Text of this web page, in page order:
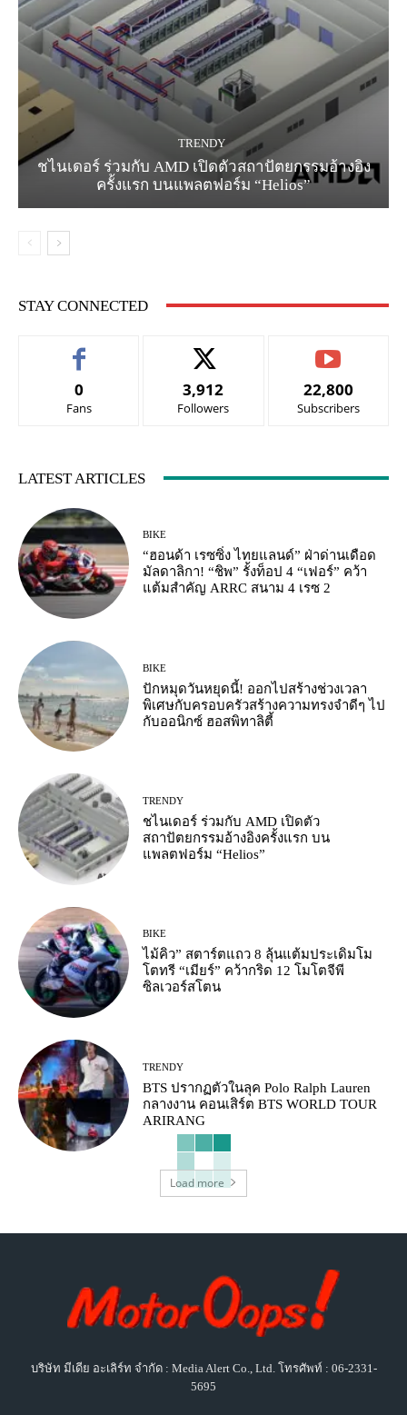
TRENDY
ชไนเดอร์ ร่วมกับ AMD เปิดตัวสถาปัตยกรรมอ้างอิง
ครั้งแรก บนแพลตฟอร์ม “Helios”
STAY CONNECTED
0
Fans
3,912
Followers
22,800
Subscribers
LATEST ARTICLES
BIKE
“ฮอนด้า เรซซิ่ง ไทยแลนด์” ฝ่าด่านเดือด
มัลดาลิกา! “ชิพ” รั้งท็อป 4 “เฟอร์” คว้า
แต้มสำคัญ ARRC สนาม 4 เรซ 2
BIKE
ปักหมุดวันหยุดนี้! ออกไปสร้างช่วงเวลา
พิเศษกับครอบครัวสร้างความทรงจำดีๆ ไป
กับออนิกซ์ ฮอสพิทาลิตี้
TRENDY
ชไนเดอร์ ร่วมกับ AMD เปิดตัว
สถาปัตยกรรมอ้างอิงครั้งแรก บน
แพลตฟอร์ม “Helios”
BIKE
ไม้คิว” สตาร์ตแถว 8 ลุ้นแต้มประเดิมโม
โตทรี “เมียร์” คว้ากริด 12 โมโตจีพี
ซิลเวอร์สโตน
TRENDY
BTS ปรากฏตัวในลุค Polo Ralph Lauren
กลางงาน คอนเสิร์ต BTS WORLD TOUR
ARIRANG
Load more
บริษัท มีเดีย อะเลิร์ท จำกัด : Media Alert Co., Ltd. โทรศัพท์ : 06-2331-
5695